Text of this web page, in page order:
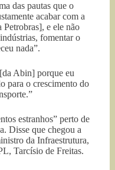
das pautas que o
acabar com a
Petrobras], e ele não
fomentar o
nada”.
Abin] porque eu
para o crescimento do
estranhos” perto de
Disse que chegou a
da Infraestrutura,
Tarcísio de Freitas.